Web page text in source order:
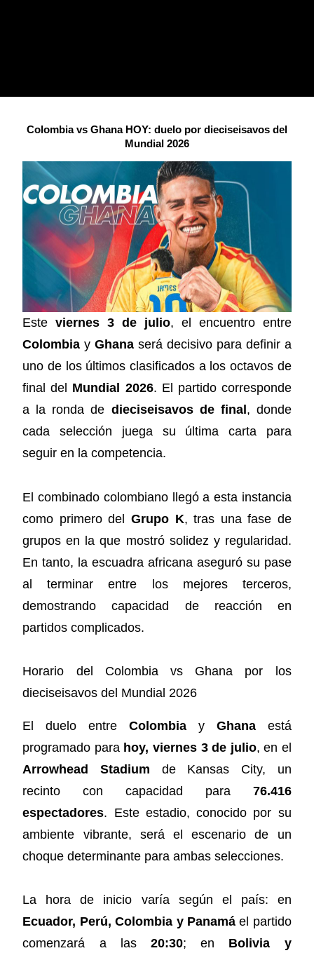
Colombia vs Ghana HOY: duelo por dieciseisavos del
Mundial 2026
Esteviernes 3 de julio, el encuentro entre
Colombia yGhana será decisivo para definir a
uno de los últimos clasificados a los octavos de
final del Mundial 2026. El partido corresponde
a la ronda de dieciseisavos de final , donde
cada selección juega su última carta para
seguir en la competencia.
El combinado colombiano llegó a esta instancia
como primero del Grupo K, tras una fase de
grupos en la que mostró solidez y regularidad.
En tanto, la escuadra africana aseguró su pase
al terminar entre los mejores terceros,
demostrando capacidad de reacción en
partidos complicados.
Horario del Colombia vs Ghana por los
dieciseisavos del Mundial 2026
El duelo entre Colombia y Ghanaestá
programado para hoy, viernes 3 de julio, en el
Arrowhead Stadium de Kansas City, un
recinto con capacidad para 76.416
espectadores. Este estadio, conocido por su
ambiente vibrante, será el escenario de un
choque determinante para ambas selecciones.
La hora de inicio varía según el país: en
Ecuador, Perú, Colombia y Panamáel partido
comenzará a las 20:30; en Bolivia y